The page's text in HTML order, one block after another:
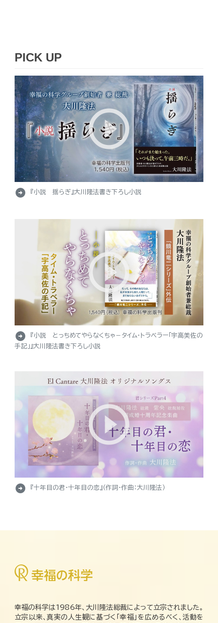
PICK UP
arrow_circle_right 『小説 揺らぎ』大川隆法書き下ろし小説
arrow_circle_right
『小説 とっちめてやらなくちゃ－タイム・トラベラー「宇高美佐の
手記」』大川隆法書き下ろし小説
arrow_circle_right 『十年目の君・十年目の恋』（作詞・作曲：大川隆法）
幸福の科学は1986年、大川隆法総裁によって立宗されました。
立宗以来、真実の人生観に基づく「幸福」を広めるべく、活動を